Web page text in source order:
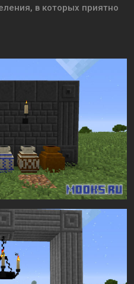
в которых приятно